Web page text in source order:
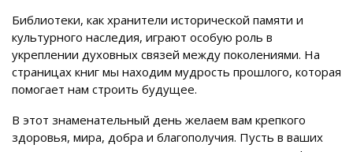
Библиотеки, как хранители исторической памяти и
культурного наследия, играют особую роль в
укреплении духовных связей между поколениями. На
страницах книг мы находим мудрость прошлого, которая
помогает нам строить будущее.
В этот знаменательный день желаем вам крепкого
здоровья, мира, добра и благополучия. Пусть в ваших